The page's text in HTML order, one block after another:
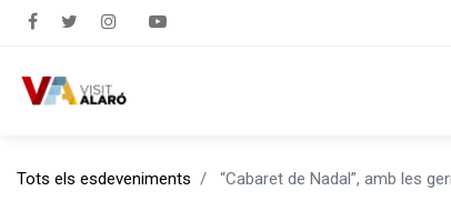
Tots els esdeveniments “Cabaret de Nadal”, amb les